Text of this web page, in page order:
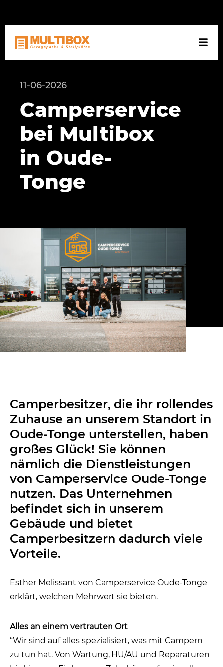
11-06-2026
Camperservice
bei Multibox
in Oude-
Tonge
Camperbesitzer, die ihr rollendes
Zuhause an unserem Standort in
Oude-Tonge unterstellen, haben
großes Glück! Sie können
nämlich die Dienstleistungen
von Camperservice Oude-Tonge
nutzen. Das Unternehmen
befindet sich in unserem
Gebäude und bietet
Camperbesitzern dadurch viele
Vorteile.
Esther Melissant von Camperservice Oude-Tonge
erklärt, welchen Mehrwert sie bieten.
Alles an einem vertrauten Ort
“Wir sind auf alles spezialisiert, was mit Campern
zu tun hat. Von Wartung, HU/AU und Reparaturen